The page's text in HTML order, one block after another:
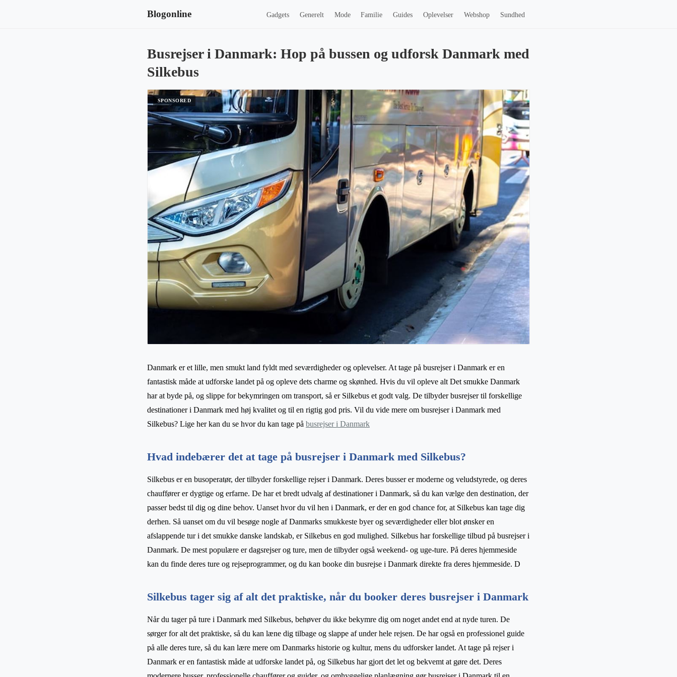
Blogonline Gadgets Generelt Mode Familie Guides Oplevelser Webshop Sundhed
Busrejser i Danmark: Hop på bussen og udforsk Danmark med
Silkebus
Danmark er et lille, men smukt land fyldt med seværdigheder og oplevelser. At tage på busrejser i Danmark er en
fantastisk måde at udforske landet på og opleve dets charme og skønhed. Hvis du vil opleve alt Det smukke Danmark
har at byde på, og slippe for bekymringen om transport, så er Silkebus et godt valg. De tilbyder busrejser til forskellige
destinationer i Danmark med høj kvalitet og til en rigtig god pris. Vil du vide mere om busrejser i Danmark med
Silkebus? Lige her kan du se hvor du kan tage på busrejser i Danmark
Hvad indebærer det at tage på busrejser i Danmark med Silkebus?
Silkebus er en busoperatør, der tilbyder forskellige rejser i Danmark. Deres busser er moderne og veludstyrede, og deres
chauffører er dygtige og erfarne. De har et bredt udvalg af destinationer i Danmark, så du kan vælge den destination, der
passer bedst til dig og dine behov. Uanset hvor du vil hen i Danmark, er der en god chance for, at Silkebus kan tage dig
derhen. Så uanset om du vil besøge nogle af Danmarks smukkeste byer og seværdigheder eller blot ønsker en
afslappende tur i det smukke danske landskab, er Silkebus en god mulighed. Silkebus har forskellige tilbud på busrejser i
Danmark. De mest populære er dagsrejser og ture, men de tilbyder også weekend- og uge-ture. På deres hjemmeside
kan du finde deres ture og rejseprogrammer, og du kan booke din busrejse i Danmark direkte fra deres hjemmeside. D
Silkebus tager sig af alt det praktiske, når du booker deres busrejser i Danmark
Når du tager på ture i Danmark med Silkebus, behøver du ikke bekymre dig om noget andet end at nyde turen. De
sørger for alt det praktiske, så du kan læne dig tilbage og slappe af under hele rejsen. De har også en professionel guide
på alle deres ture, så du kan lære mere om Danmarks historie og kultur, mens du udforsker landet. At tage på rejser i
Danmark er en fantastisk måde at udforske landet på, og Silkebus har gjort det let og bekvemt at gøre det. Deres